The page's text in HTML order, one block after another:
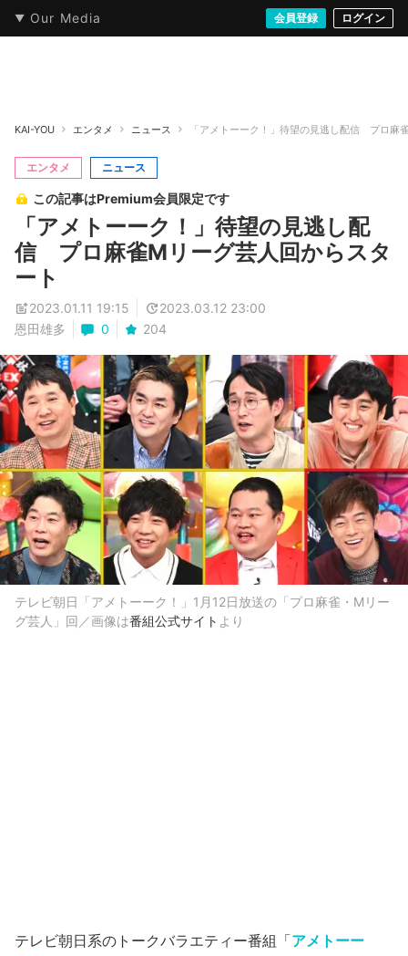
Our Media 会員登録 ログイン
本・文芸 情報化社会 音楽・映像 ゲームストリート
KAI-YOU エンタメ ニュース 「アメトーーク！」待望の見逃し配信 プロ麻
エンタメ ニュース
この記事はPremium会員限定です
「アメトーーク！」待望の見逃し配
信 プロ麻雀Mリーグ芸人回からスタ
ート
2023.01.11 19:15
2023.03.12 23:00
恩田雄多
0 204
テレビ朝日「アメトーーク！」1月12日放送の「プロ麻雀・Mリー
グ芸人」回／画像は番組公式サイト より
テレビ朝日系のトークバラエティー番組「アメトーー